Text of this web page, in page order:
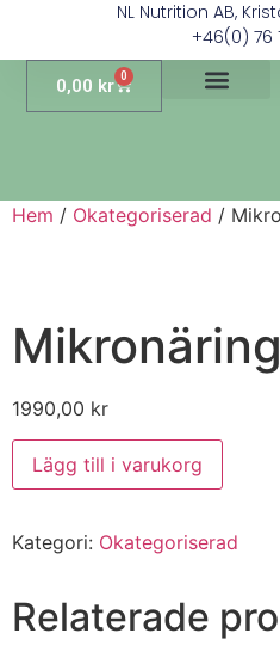
NL Nutrition AB,
+46(0) 76
0,00 kr 0
Hem / Okategoriserad /
1990,00 kr
Lägg till i varukorg
Kategori: Okategoriserad
Relaterade